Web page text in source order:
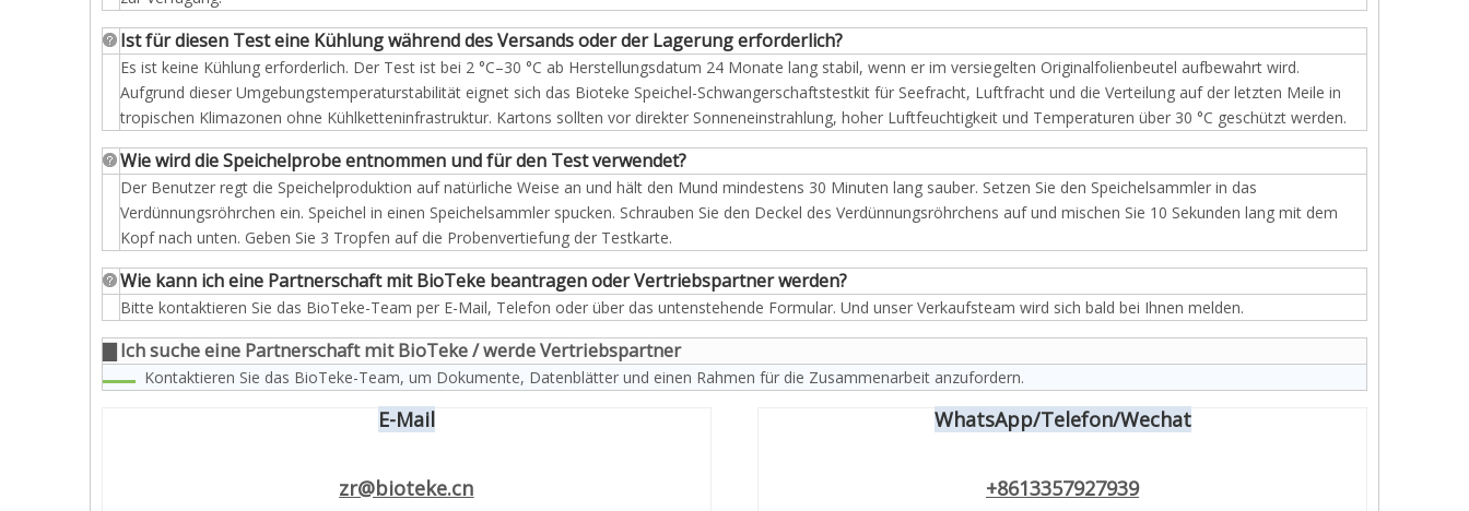
Ist für diesen Test eine Kühlung während des Versands oder der Lagerung erforderlich?
Es ist keine Kühlung erforderlich. Der Test ist bei 2 °C–30 °C ab Herstellungsdatum 24 Monate lang stabil, wenn er im versiegelten Originalfolienbeutel aufbewahrt wird.
Aufgrund dieser Umgebungstemperaturstabilität eignet sich das Bioteke Speichel-Schwangerschaftstestkit für Seefracht, Luftfracht und die Verteilung auf der letzten Meile in
tropischen Klimazonen ohne Kühlketteninfrastruktur. Kartons sollten vor direkter Sonneneinstrahlung, hoher Luftfeuchtigkeit und Temperaturen über 30 °C geschützt werden.
Wie wird die Speichelprobe entnommen und für den Test verwendet?
Der Benutzer regt die Speichelproduktion auf natürliche Weise an und hält den Mund mindestens 30 Minuten lang sauber. Setzen Sie den Speichelsammler in das
Verdünnungsröhrchen ein. Speichel in einen Speichelsammler spucken. Schrauben Sie den Deckel des Verdünnungsröhrchens auf und mischen Sie 10 Sekunden lang mit dem
Kopf nach unten. Geben Sie 3 Tropfen auf die Probenvertiefung der Testkarte.
Wie kann ich eine Partnerschaft mit BioTeke beantragen oder Vertriebspartner werden?
Bitte kontaktieren Sie das BioTeke-Team per E-Mail, Telefon oder über das untenstehende Formular. Und unser Verkaufsteam wird sich bald bei Ihnen melden.
▇ Ich suche eine Partnerschaft mit BioTeke / werde Vertriebspartner
Kontaktieren Sie das BioTeke-Team, um Dokumente, Datenblätter und einen Rahmen für die Zusammenarbeit anzufordern.
E-Mail
zr@bioteke.cn
WhatsApp/Telefon/Wechat
+8613357927939